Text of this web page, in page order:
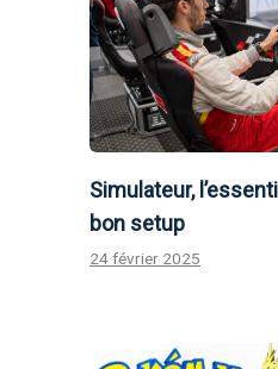
Simulateur,
bon setup
24 février 2025